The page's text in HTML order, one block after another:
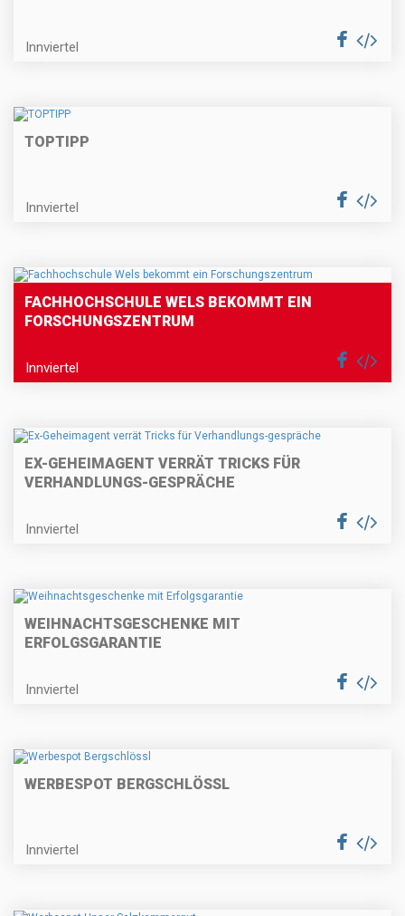
Innviertel
TOPTIPP
Innviertel
FACHHOCHSCHULE WELS BEKOMMT EIN
FORSCHUNGSZENTRUM
Innviertel
EX-GEHEIMAGENT VERRÄT TRICKS FÜR
VERHANDLUNGS-GESPRÄCHE
Innviertel
WEIHNACHTSGESCHENKE MIT
ERFOLGSGARANTIE
Innviertel
WERBESPOT BERGSCHLÖSSL
Innviertel